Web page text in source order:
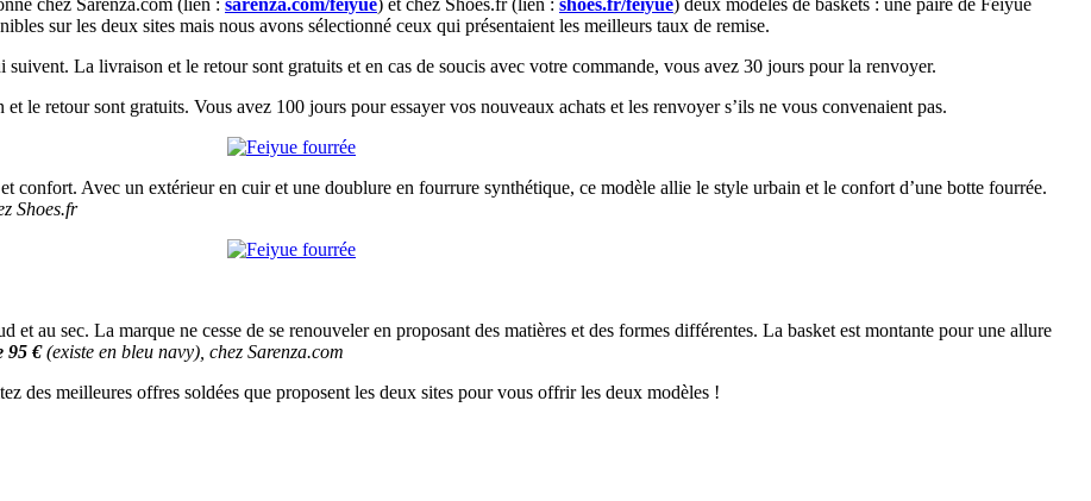
sur les deux sites mais nous avons sélectionné ceux qui présentaient les meilleurs taux de remise.
La livraison et le retour sont gratuits et en cas de soucis avec votre commande, vous avez 30 jours pour la renvoyer.
le retour sont gratuits. Vous avez 100 jours pour essayer vos nouveaux achats et les renvoyer s’ils ne vous convenaient pas.
confort. Avec un extérieur en cuir et une doublure en fourrure synthétique, ce modèle allie le style urbain et le confort d’une botte fourrée.
Shoes.fr
et au sec. La marque ne cesse de se renouveler en proposant des matières et des formes différentes. La basket est montante pour une allure
95 €(existe en bleu navy), chez Sarenza.com
des meilleures offres soldées que proposent les deux sites pour vous offrir les deux modèles !